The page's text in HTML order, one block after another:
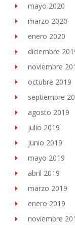
mayo 2020
marzo 2020
enero 2020
diciembre
noviembre
octubre 2019
septiembre
agosto 2019
julio 2019
junio 2019
mayo 2019
abril 2019
marzo 2019
enero 2019
noviembre